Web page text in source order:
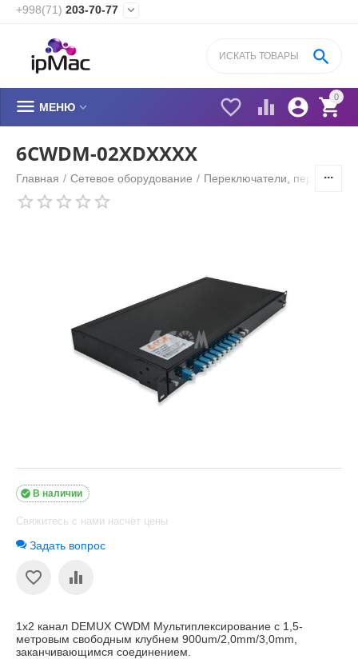
+998(71) 203-70-77 
0


 

 МЕНЮ 
6CWDM-02XDXXXX
Главная / Сетевое оборудование / Переключатели,
В наличии

Свяжитесь с нами насчёт цены
Задать вопрос
1x2 канал DEMUX CWDM Мультиплексирование с 1,5-
метровым свободным клубнем 900um/2,0mm/3,0mm,
заканчивающимся соединением.